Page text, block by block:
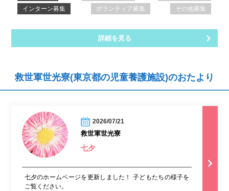
インターン募集
ボランティア募集 その他募集
詳細を見る
救世軍世光寮(東京都の児童養護施設)のおたより
2026/07/21
救世軍世光寮
七夕
七夕のホームページを更新しました！ 子どもたちの様子を
ご覧ください。